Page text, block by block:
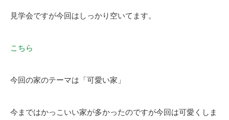
見学会ですが今回はしっかり空いてます。
こちら
今回の家のテーマは「可愛い家」
今まではかっこいい家が多かったのですが今回は可愛くしま